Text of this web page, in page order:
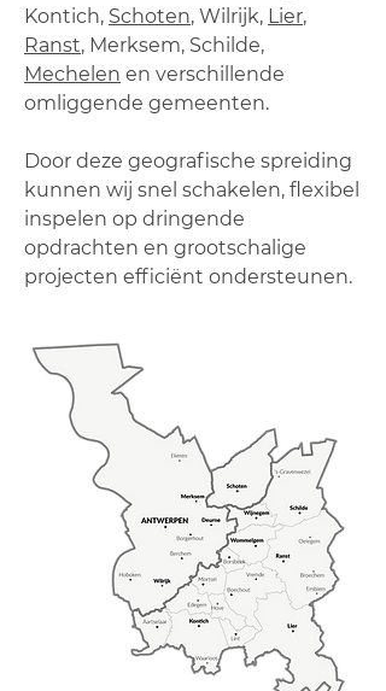
Kontich, Schoten, Wilrijk, Lier,
Ranst, Merksem, Schilde,
Mechelen en verschillende
omliggende gemeenten.
Door deze geografische spreiding
kunnen wij snel schakelen, flexibel
inspelen op dringende
opdrachten en grootschalige
projecten efficiënt ondersteunen.